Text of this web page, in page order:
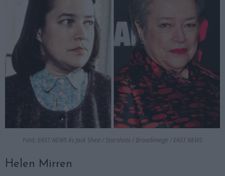
Fotó: EAST NEWS és Jack Shea / Starshots / Broadimage / EAST NEWS
Helen Mirren